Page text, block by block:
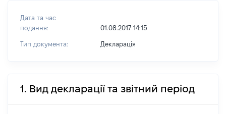
Дата та час
подання:
01.08.2017 14:15
Тип документа: Декларація
1. Вид декларації та звітний період